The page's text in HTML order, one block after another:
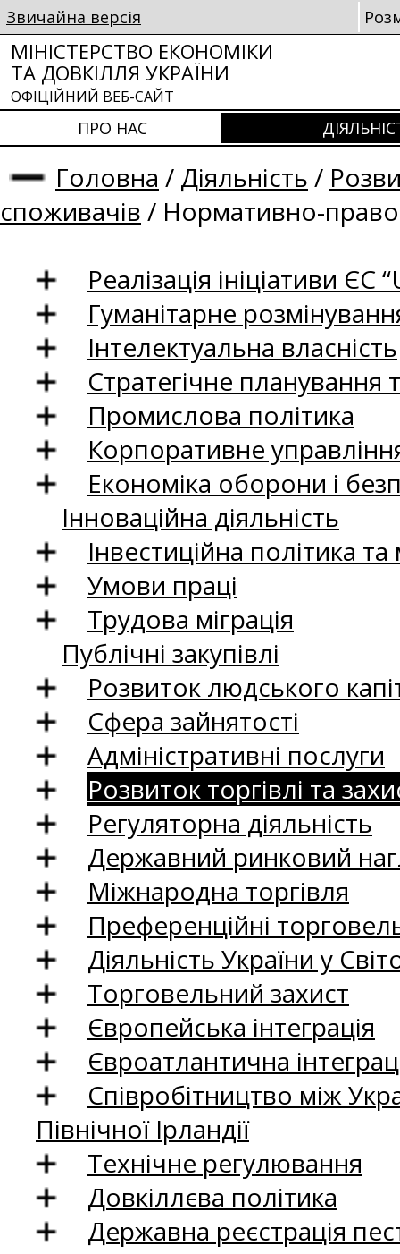
Звичайна версія
МІНІСТЕРСТВО ЕКОНОМІКИ
ТА ДОВКІЛЛЯ УКРАЇНИ
ОФІЦІЙНИЙ ВЕБ-САЙТ
ПРО НАС
Головна / Діяльність /
споживачів / Нормативно-
Реалізація ініціативи ЄС
Гуманітарне
Інтелектуальна власність
Стратегічне
Промислова політика
Корпоративне
Економіка оборони і
Інноваційна діяльність
Інвестиційна політика
Умови праці
Трудова міграція
Публічні закупівлі
Розвиток людського
Сфера зайнятості
Адміністративні послуги
Розвиток торгівлі та
Регуляторна діяльність
Державний ринковий
Міжнародна торгівля
Преференційні
Діяльність України у
Торговельний захист
Європейська інтеграція
Євроатлантична
Співробітництво між
Північної Ірландії
Технічне регулювання
Довкіллєва політика
Державна реєстрація